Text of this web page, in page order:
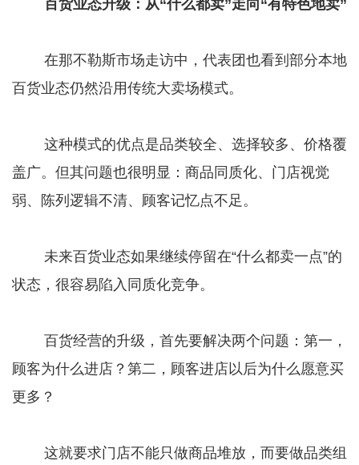
百货业态升级：从“什么都卖”走向“有特色地卖”
在那不勒斯市场走访中，代表团也看到部分本地
百货业态仍然沿用传统大卖场模式。
这种模式的优点是品类较全、选择较多、价格覆
盖广。但其问题也很明显：商品同质化、门店视觉
弱、陈列逻辑不清、顾客记忆点不足。
未来百货业态如果继续停留在“什么都卖一点”的
状态，很容易陷入同质化竞争。
百货经营的升级，首先要解决两个问题：第一，
顾客为什么进店？第二，顾客进店以后为什么愿意买
更多？
这就要求门店不能只做商品堆放，而要做品类组